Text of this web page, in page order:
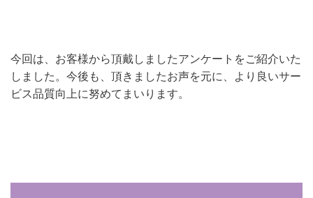
今回は、お客様から頂戴しましたアンケートをご紹介いた
しました。今後も、頂きましたお声を元に、より良いサー
ビス品質向上に努めてまいります。